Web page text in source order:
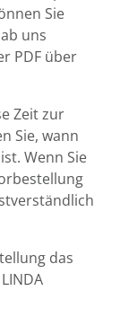
Sie
uns
PDF über
Zeit zur
Sie, wann
Wenn Sie
das